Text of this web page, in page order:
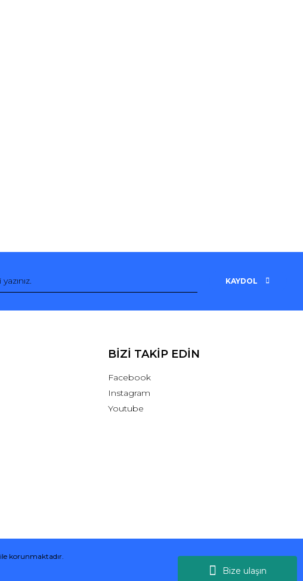
Bize ulaşın
KAYDOL
BİZİ TAKİP EDİN
Facebook
Instagram
Youtube
korunmaktadır.